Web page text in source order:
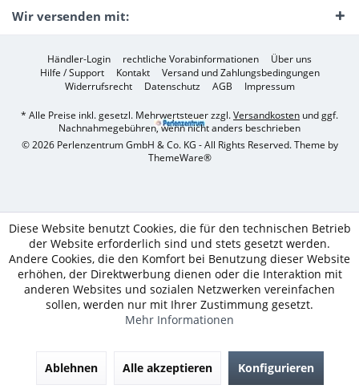
Wir versenden mit:
Händler-Login rechtliche Vorabinformationen
Über uns
Hilfe / Support
Kontakt
Versand und Zahlungsbedingungen
Widerrufsrecht
Datenschutz AGB Impressum
* Alle Preise inkl. gesetzl. Mehrwertsteuer zzgl.Versandkosten und ggf.
Nachnahmegebühren, wenn nicht anders beschrieben
© 2026 Perlenzentrum GmbH & Co. KG - All Rights Reserved. Theme by
ThemeWare®
Diese Website benutzt Cookies, die für den technischen Betrieb
der Website erforderlich sind und stets gesetzt werden.
Andere Cookies, die den Komfort bei Benutzung dieser Website
erhöhen, der Direktwerbung dienen oder die Interaktion mit
anderen Websites und sozialen Netzwerken vereinfachen
sollen, werden nur mit Ihrer Zustimmung gesetzt.
Mehr Informationen
Ablehnen Alle akzeptieren Konfigurieren